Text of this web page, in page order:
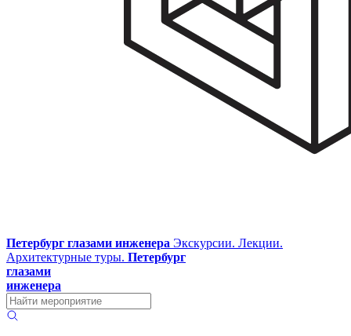
Петербург глазами инженера Экскурсии. Лекции.
Архитектурные туры. Петербург
глазами
инженера